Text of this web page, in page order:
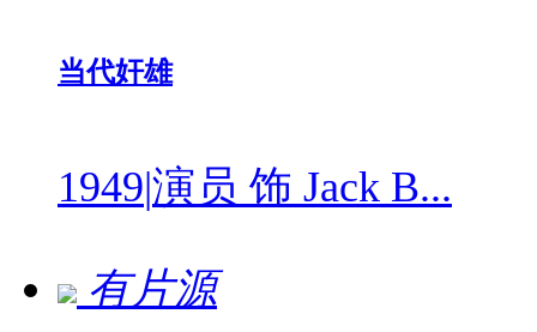
当代奸雄
1949|演员 饰 Jack B...
有片源